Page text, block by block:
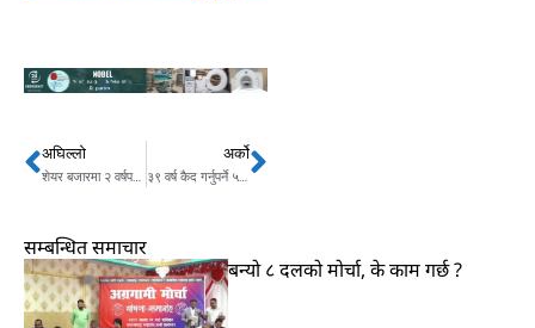
Prev
अघिल्लो
शेयर बजारमा २ वर्षपछि १११ अंकले ऐतिहासिक बृद्धि
अर्को
३९ वर्ष कैद गर्नुपर्ने ५ यातायातका पूर्वकर्मचारी ३ दिनमै छुटे Next
सम्बन्धित समाचार
बन्यो ८ दलको मोर्चा, के काम गर्छ ?